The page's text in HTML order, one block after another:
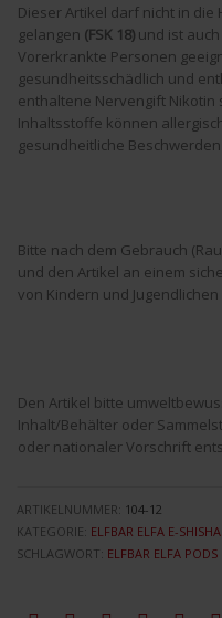
Dieser Artikel darf nicht in die
gelangen (FSK 18) und ist
Vorerkrankte Personen
gesundheitsschädlich und
enthaltene Nervengift Nikotin
Inhaltsstoffe können
gesundheitliche
Bitte nach dem Gebrauch
und den Artikel an einem
von Kindern und
Den Artikel bitte
Inhalt/Behälter oder
oder nationaler Vorschrift
ARTIKELNUMMER: 104-12
KATEGORIE: ELFBAR ELFA E-
SCHLAGWORT: ELFBAR ELFA PODS